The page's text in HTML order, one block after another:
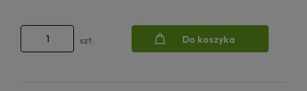
szt. Do koszyka